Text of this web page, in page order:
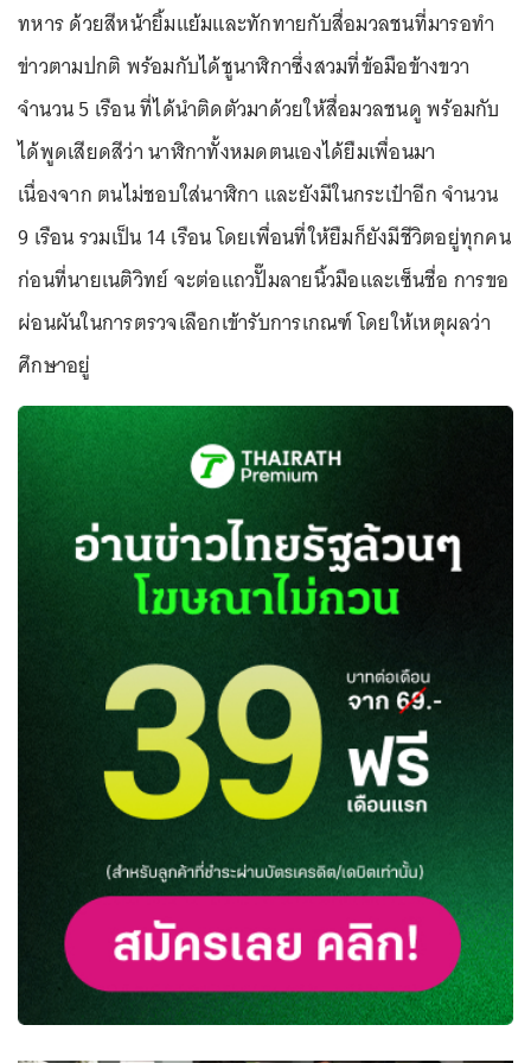
ทหาร ด้วยสีหน้ายิ้มแย้มและทักทายกับสื่อมวลชนที่มารอทำ
ข่าวตามปกติ พร้อมกับได้ชูนาฬิกาซึ่งสวมที่ข้อมือข้างขวา
จำนวน 5 เรือน ที่ได้นำติดตัวมาด้วยให้สื่อมวลชนดู พร้อมกับ
ได้พูดเสียดสีว่า นาฬิกาทั้งหมดตนเองได้ยืมเพื่อนมา
เนื่องจาก ตนไม่ชอบใส่นาฬิกา และยังมีในกระเป๋าอีก จำนวน
9 เรือน รวมเป็น 14 เรือน โดยเพื่อนที่ให้ยืมก็ยังมีชีวิตอยู่ทุกคน
ก่อนที่นายเนติวิทย์ จะต่อแถวปั๊มลายนิ้วมือและเซ็นชื่อ การขอ
ผ่อนผันในการตรวจเลือกเข้ารับการเกณฑ์ โดยให้เหตุผลว่า
ศึกษาอยู่